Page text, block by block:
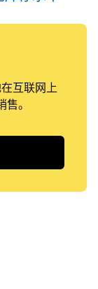
互联网上
。